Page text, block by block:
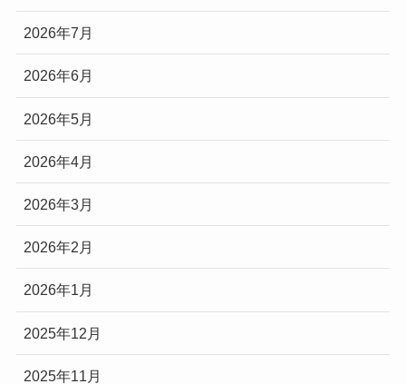
2026年7月
2026年6月
2026年5月
2026年4月
2026年3月
2026年2月
2026年1月
2025年12月
2025年11月